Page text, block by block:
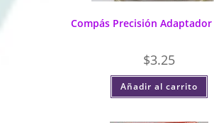
Compás Precisión Adaptador
$3.25
Añadir al carrito